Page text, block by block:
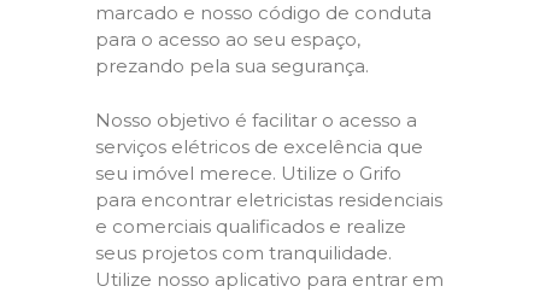
marcado e nosso código de conduta
para o acesso ao seu espaço,
prezando pela sua segurança.
Nosso objetivo é facilitar o acesso a
serviços elétricos de excelência que
seu imóvel merece. Utilize o Grifo
para encontrar eletricistas residenciais
e comerciais qualificados e realize
seus projetos com tranquilidade.
Utilize nosso aplicativo para entrar em